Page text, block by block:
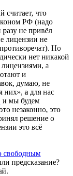
считает, что
РФ (надо
не привёл
лицензии не
Но
нет никакой
а
и
думаю, не
них», а для нас
и мы будем
незаконно, это
решение о
это всё
свободным
предсказание?